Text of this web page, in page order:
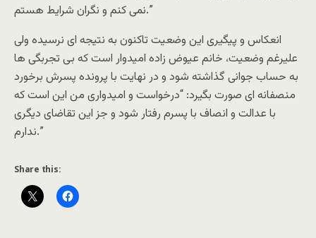
نمى کنم و نگران شرایط هستم.”
انعکاس و پیگیرى این وضعیت تاکنون به نتیجه اى نرسیده ولى
علیرغم وضعیت، خانم عیوض زاده امیدوار است که بى تجربگى ها
به حساب جوانى گذاشته شود و در نهایت با پرونده پسرش برخورد
منصفانه اى صورت بگیرد: “درخواست و امیدوارى من این است که
با عدالت و انصاف با پسرم رفتار شود و جز این تقاضاى دیگرى
ندارم.”
Share this: